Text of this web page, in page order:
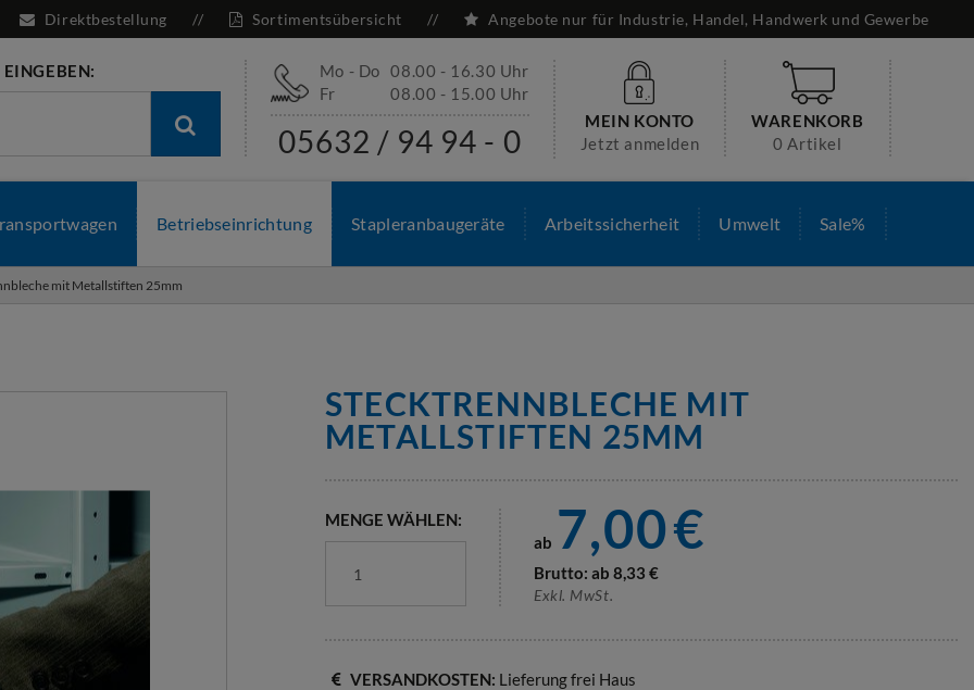
Direktbestellung Sortimentsübersicht Angebote nur für Industrie, Handel, Handwerk und Gewerbe
Mo - Do 08.00 - 16.30 Uhr
Fr
08.00 - 15.00 Uhr
05632 / 94 94 - 0
MEIN KONTO
Jetzt anmelden
WARENKORB
0 Artikel
Betriebseinrichtung Stapleranbaugeräte Arbeitssicherheit Umwelt Sale%
mit Metallstiften 25mm
STECKTRENNBLECHE MIT
METALLSTIFTEN 25MM
MENGE WÄHLEN:
ab 7,00€
Brutto: ab 8,33 €
Exkl. MwSt.
VERSANDKOSTEN: Lieferung frei Haus